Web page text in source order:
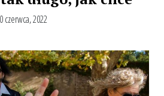
czerwca, 2022